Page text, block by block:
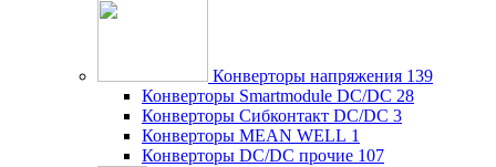
Конверторы напряжения 139
Конверторы Smartmodule DC/DC 28
Конверторы Сибконтакт DC/DC 3
Конверторы MEAN WELL 1
Конверторы DC/DC прочие 107